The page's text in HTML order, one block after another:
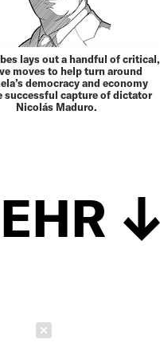
lays out a handful of critical,
moves to help turn around
democracy and economy
successful capture of dictator
Nicolás Maduro.